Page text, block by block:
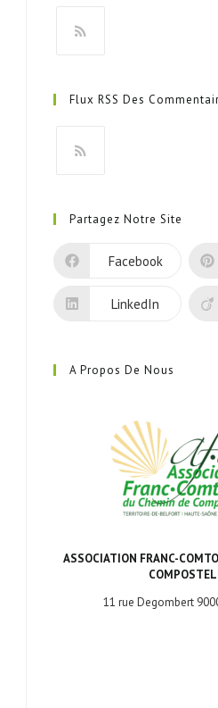
un
onglet
Flux RSS Des
un
nouvel
Partagez Notre Site
Facebook
LinkedIn
A Propos De Nous
ASSOCIATION FRANC-
11 rue Degombert